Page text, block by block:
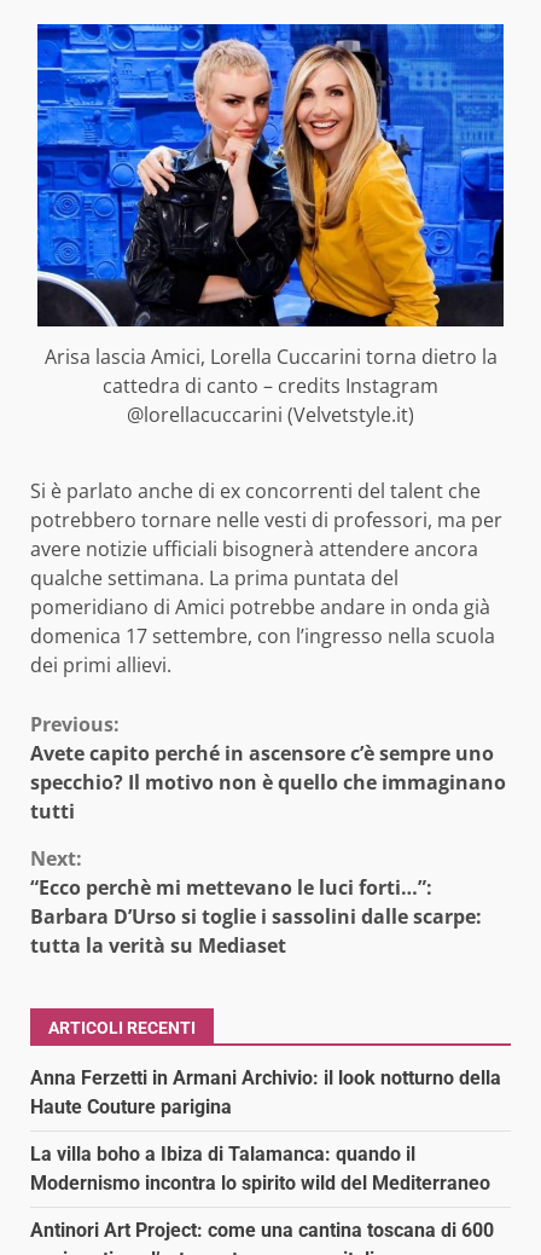
Arisa lascia Amici, Lorella Cuccarini torna dietro la
cattedra di canto – credits Instagram
@lorellacuccarini (Velvetstyle.it)
Si è parlato anche di ex concorrenti del talent che
potrebbero tornare nelle vesti di professori, ma per
avere notizie ufficiali bisognerà attendere ancora
qualche settimana. La prima puntata del
pomeridiano di Amici potrebbe andare in onda già
domenica 17 settembre, con l’ingresso nella scuola
dei primi allievi.
Continue
Reading
Previous:
Avete capito perché in ascensore c’è sempre uno
specchio? Il motivo non è quello che immaginano
tutti
Next:
“Ecco perchè mi mettevano le luci forti…”:
Barbara D’Urso si toglie i sassolini dalle scarpe:
tutta la verità su Mediaset
ARTICOLI RECENTI
Anna Ferzetti in Armani Archivio: il look notturno della
Haute Couture parigina
La villa boho a Ibiza di Talamanca: quando il
Modernismo incontra lo spirito wild del Mediterraneo
Antinori Art Project: come una cantina toscana di 600